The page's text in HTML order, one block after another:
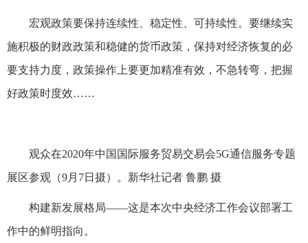
宏观政策要保持连续性、稳定性、可持续性。要继续实
施积极的财政政策和稳健的货币政策，保持对经济恢复的必
要支持力度，政策操作上要更加精准有效，不急转弯，把握
好政策时度效……
观众在2020年中国国际服务贸易交易会5G通信服务专题
展区参观（9月7日摄）。新华社记者 鲁鹏 摄
构建新发展格局——这是本次中央经济工作会议部署工
作中的鲜明指向。